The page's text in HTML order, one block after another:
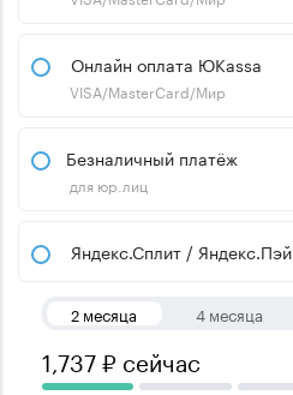
Онлайн оплата ЮKassa
VISA/MasterCard/Мир
Безналичный платёж
для юр.лиц
Яндекс.Сплит / Яндекс.Пэй
2 месяца 4 месяца
1,737 ₽ сейчас